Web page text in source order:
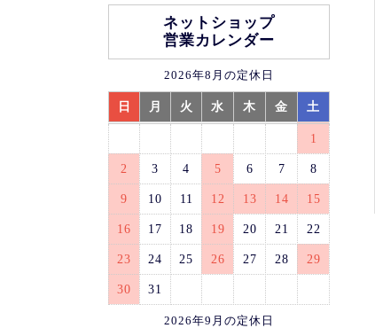
ネットショップ
営業カレンダー
2026年8月の定休日
日 月 火 水 木 金 土
1
2 3 4 5 6 7 8
9 10 11 12 13 14 15
16 17 18 19 20 21 22
23 24 25 26 27 28 29
30 31
2026年9月の定休日